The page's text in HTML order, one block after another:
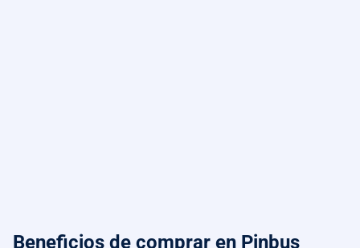
Beneficios de comprar en Pinbus